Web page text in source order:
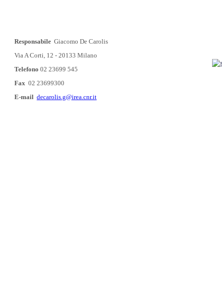
Responsabile Giacomo De Carolis
Via A Corti, 12 - 20133 Milano
Telefono 02 23699 545
Fax 02 23699300
E-mail decarolis.g@irea.cnr.it